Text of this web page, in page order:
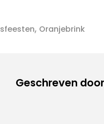
, Oranjebrink
Geschreven